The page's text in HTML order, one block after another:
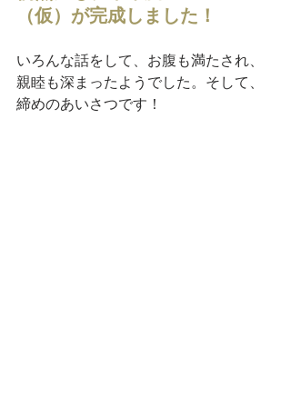
（仮）が完成しました！
いろんな話をして、お腹も満たされ、
親睦も深まったようでした。そして、
締めのあいさつです！